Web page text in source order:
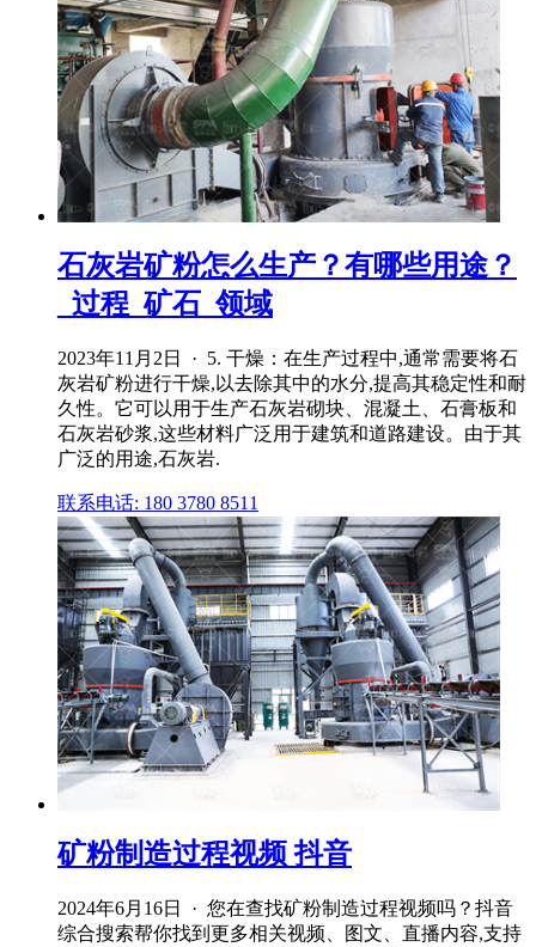
石灰岩矿粉怎么生产？有哪些用途？
_过程_矿石_领域
2023年11月2日 · 5. 干燥：在生产过程中,通常需要将石
灰岩矿粉进行干燥,以去除其中的水分,提高其稳定性和耐
久性。它可以用于生产石灰岩砌块、混凝土、石膏板和
石灰岩砂浆,这些材料广泛用于建筑和道路建设。由于其
广泛的用途,石灰岩.
联系电话: 180 3780 8511
矿粉制造过程视频 抖音
2024年6月16日 · 您在查找矿粉制造过程视频吗？抖音
综合搜索帮你找到更多相关视频、图文、直播内容,支持